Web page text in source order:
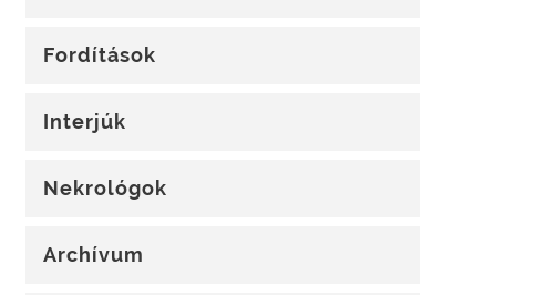
Fordítások
Interjúk
Nekrológok
Archívum